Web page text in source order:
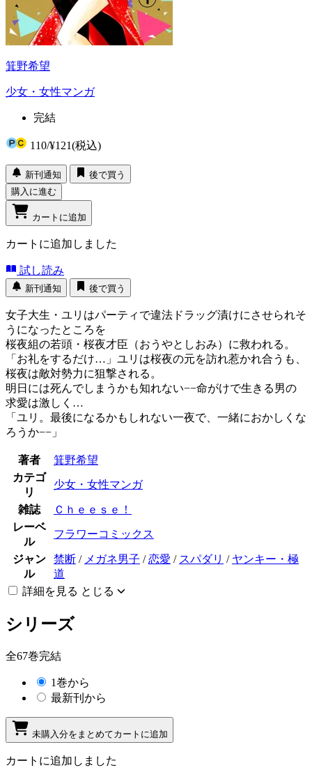
箕野希望
少女・女性マンガ
完結
110/¥121(税込)
新刊通知
後で買う
購入に進む
カートに追加
カートに追加しました
試し読み
新刊通知 後で買う
女子大生・ユリはパーティで違法ドラッグ漬けにさせられそ
うになったところを
桜夜組の若頭・桜夜才臣（おうやとしおみ）に救われる。
「お礼をするだけ…」ユリは桜夜の元を訪れ惹かれ合うも、
桜夜は敵対勢力に狙撃される。
明日には死んでしまうかも知れない−−命がけで生きる男の
求愛は激しく…
「ユリ。最後になるかもしれない一夜で、一緒におかしくな
ろうか−−」
著者
箕野希望
カテゴ
リ
少女・女性マンガ
雑誌
Ｃｈｅｅｓｅ！
レーベ
ル
フラワーコミックス
ジャン
ル
禁断 / メガネ男子 /恋愛 / スパダリ / ヤンキー・極
道
詳細を見る とじる
シリーズ
全67巻完結
1巻から
最新刊から
未購入分をまとめてカートに追加
カートに追加しました